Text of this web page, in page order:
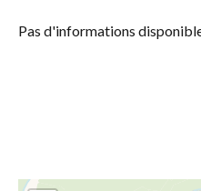
Pas d'informations